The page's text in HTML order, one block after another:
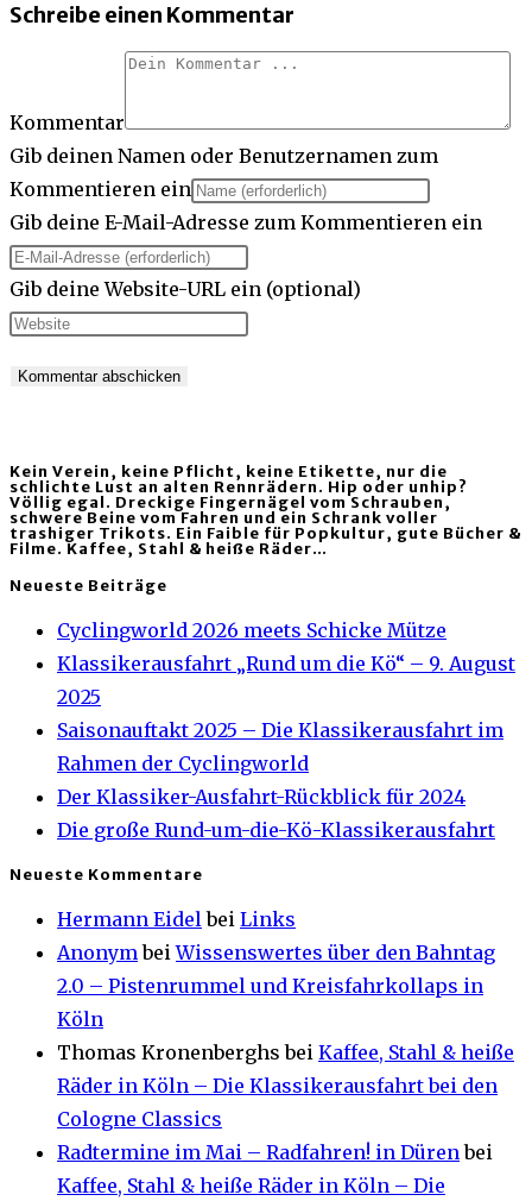
Schreibe einen Kommentar
Kommentar
Gib deinen Namen oder Benutzernamen zum
Kommentieren ein
Gib deine E-Mail-Adresse zum Kommentieren ein
Gib deine Website-URL ein (optional)
Kein Verein, keine Pflicht, keine Etikette, nur die
schlichte Lust an alten Rennrädern. Hip oder unhip?
Völlig egal. Dreckige Fingernägel vom Schrauben,
schwere Beine vom Fahren und ein Schrank voller
trashiger Trikots. Ein Faible für Popkultur, gute Bücher &
Filme. Kaffee, Stahl & heiße Räder…
Neueste Beiträge
Cyclingworld 2026 meets Schicke Mütze
Klassikerausfahrt „Rund um die Kö“ – 9. August
2025
Saisonauftakt 2025 – Die Klassikerausfahrt im
Rahmen der Cyclingworld
Der Klassiker-Ausfahrt-Rückblick für 2024
Die große Rund-um-die-Kö-Klassikerausfahrt
Neueste Kommentare
Hermann Eidelbei Links
AnonymbeiWissenswertes über den Bahntag
2.0 – Pistenrummel und Kreisfahrkollaps in
Köln
Thomas Kronenberghs bei Kaffee, Stahl & heiße
Räder in Köln – Die Klassikerausfahrt bei den
Cologne Classics
Radtermine im Mai – Radfahren! in Dürenbei
Kaffee, Stahl & heiße Räder in Köln – Die